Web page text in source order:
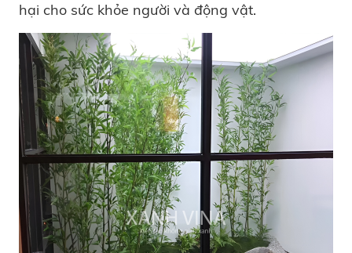
hại cho sức khỏe người và động vật.